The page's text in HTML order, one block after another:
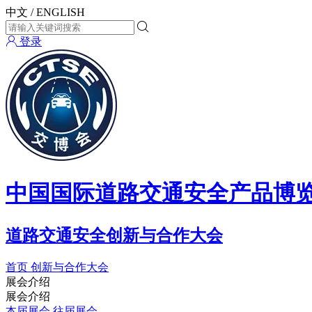
中文 / ENGLISH
登录
中国国际道路交通安全产品博
道路交通安全创新与合作大会
首页 创新与合作大会
展会介绍
展会介绍